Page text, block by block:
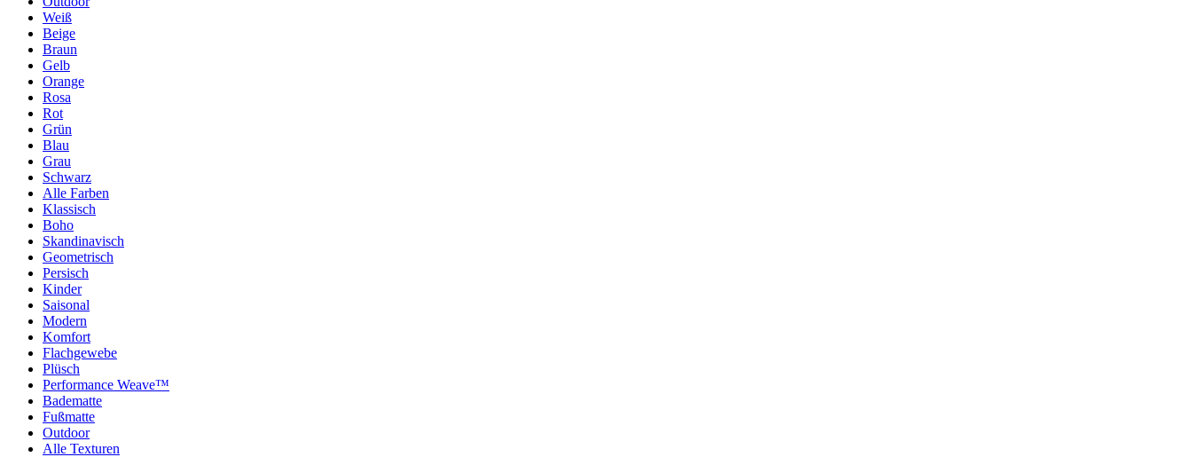
Weiß
Beige
Braun
Gelb
Orange
Rosa
Rot
Grün
Blau
Grau
Schwarz
Alle Farben
Klassisch
Boho
Skandinavisch
Geometrisch
Persisch
Kinder
Saisonal
Modern
Komfort
Flachgewebe
Plüsch
Performance Weave™
Badematte
Fußmatte
Outdoor
Alle Texturen